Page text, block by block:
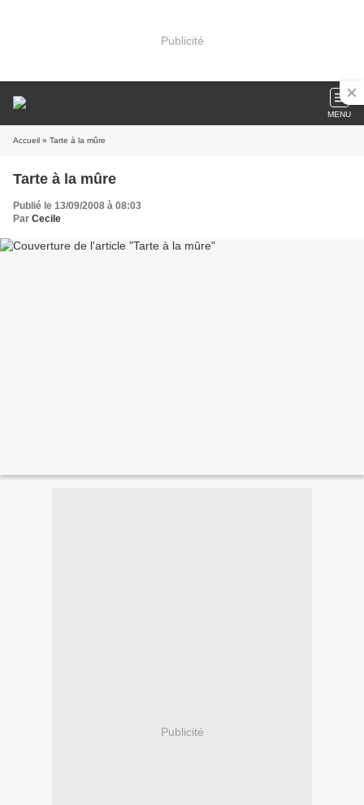
Publicité
MENU
Accueil » Tarte à la mûre
Tarte à la mûre
Publié le 13/09/2008 à 08:03
Par Cecile
Publicité